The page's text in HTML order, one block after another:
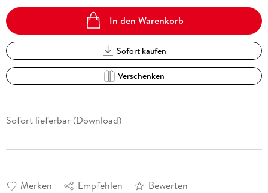
In den Warenkorb
Sofort kaufen
Verschenken
Sofort lieferbar (Download)
Merken Empfehlen Bewerten